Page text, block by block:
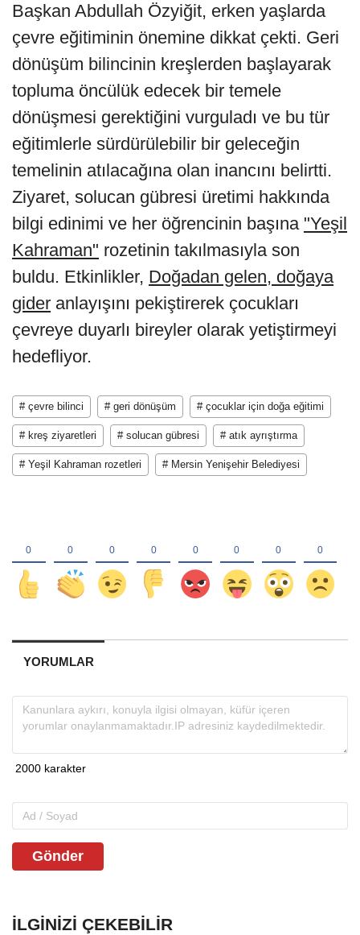
Başkan Abdullah Özyiğit, erken yaşlarda
çevre eğitiminin önemine dikkat çekti. Geri
dönüşüm bilincinin kreşlerden başlayarak
topluma öncülük edecek bir temele
dönüşmesi gerektiğini vurguladı ve bu tür
eğitimlerle sürdürülebilir bir geleceğin
temelinin atılacağına olan inancını belirtti.
Ziyaret, solucan gübresi üretimi hakkında
bilgi edinimi ve her öğrencinin başına "Yeşil
Kahraman" rozetinin takılmasıyla son
buldu. Etkinlikler, Doğadan gelen, doğaya
gider anlayışını pekiştirerek çocukları
çevreye duyarlı bireyler olarak yetiştirmeyi
hedefliyor.
# çevre bilinci # geri dönüşüm # çocuklar için doğa eğitimi
# kreş ziyaretleri # solucan gübresi # atık ayrıştırma
# Yeşil Kahraman rozetleri # Mersin Yenişehir Belediyesi
YORUMLAR
Gönder
İLGINIZI ÇEKEBILIR